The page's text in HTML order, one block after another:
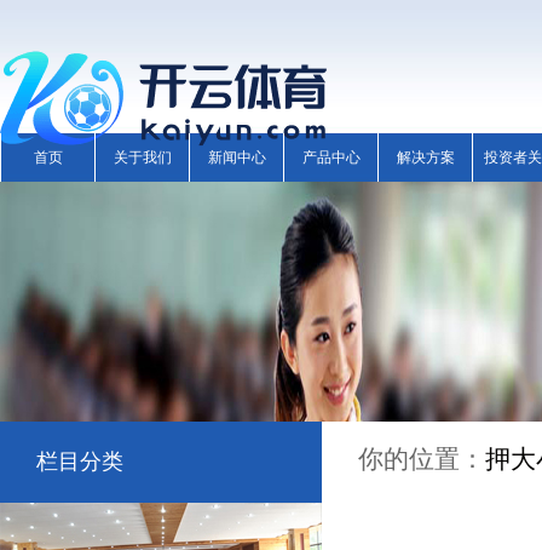
首页 关于我们 新闻中心 产品中心 解决方案 投资者
栏目分类 你的位置： 押大